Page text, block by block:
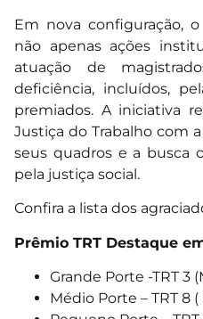
Em nova configuração,
não apenas ações
atuação de
deficiência, incluídos,
premiados. A iniciativa
Justiça do Trabalho com
seus quadros e a busca
pela justiça social.
Confira a lista dos
Prêmio TRT Destaque
Grande Porte -TRT 3
Médio Porte – TRT 8 (